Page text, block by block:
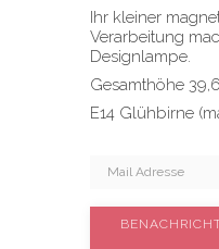
Ihr kleiner
Verarbeitung
Designlampe.
Gesamthöhe
E14 Glühbirne